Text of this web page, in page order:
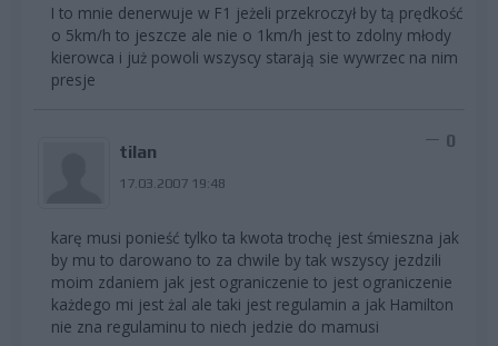
I to mnie denerwuje w F1 jeżeli przekroczył by tą prędkość
o 5km/h to jeszcze ale nie o 1km/h jest to zdolny młody
kierowca i już powoli wszyscy starają sie wywrzec na nim
presje
tilan
17.03.2007 19:48
0
karę musi ponieść tylko ta kwota trochę jest śmieszna jak
by mu to darowano to za chwile by tak wszyscy jezdzili
moim zdaniem jak jest ograniczenie to jest ograniczenie
każdego mi jest żal ale taki jest regulamin a jak Hamilton
nie zna regulaminu to niech jedzie do mamusi